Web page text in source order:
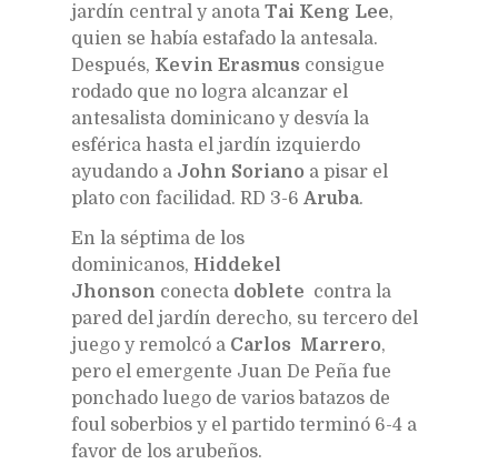
jardín central y anota Tai Keng Lee,
quien se había estafado la antesala.
Después, Kevin Erasmus consigue
rodado que no logra alcanzar el
antesalista dominicano y desvía la
esférica hasta el jardín izquierdo
ayudando a John Soriano a pisar el
plato con facilidad. RD 3-6 Aruba.
En la séptima de los
dominicanos, Hiddekel
Jhonson conecta doblete contra la
pared del jardín derecho, su tercero del
juego y remolcó a Carlos Marrero,
pero el emergente Juan De Peña fue
ponchado luego de varios batazos de
foul soberbios y el partido terminó 6-4 a
favor de los arubeños.